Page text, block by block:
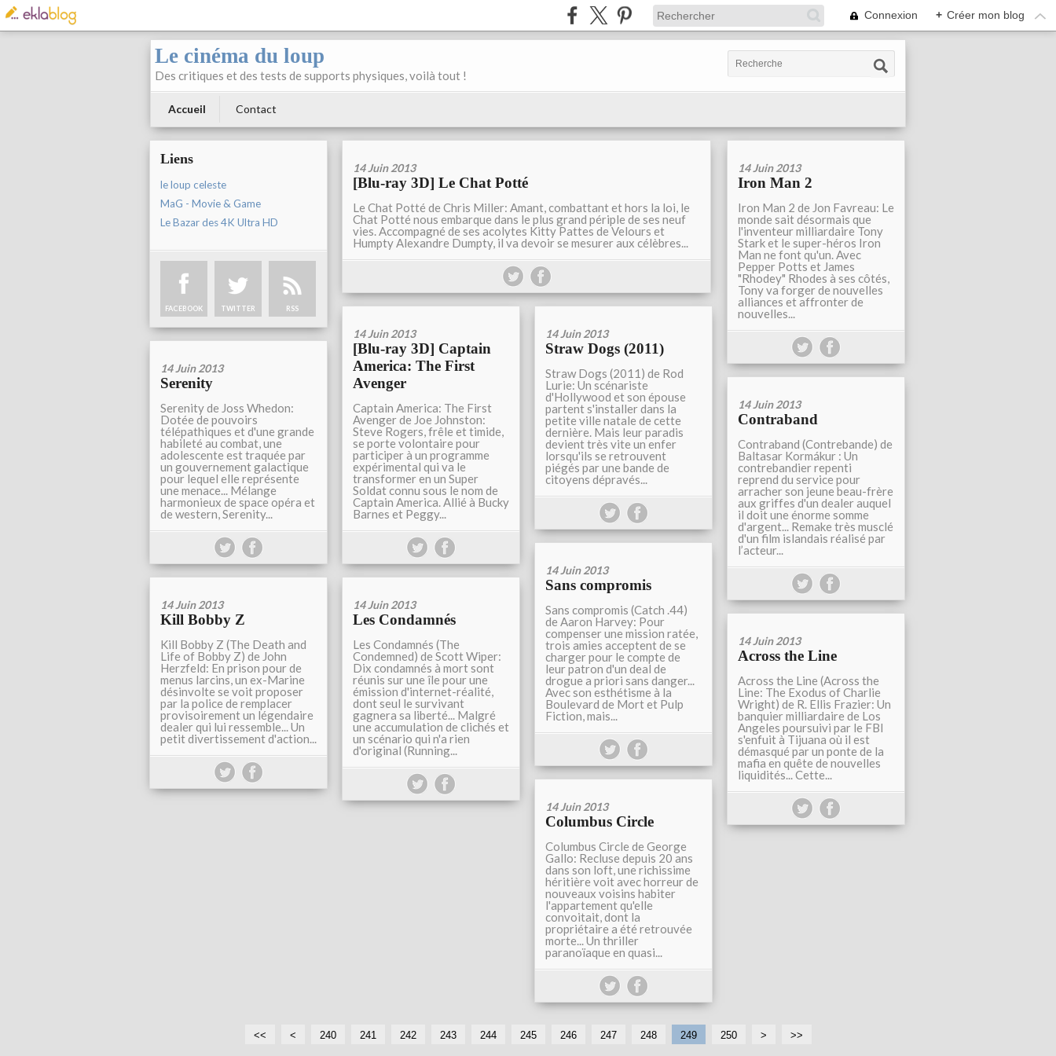
Connexion + Créer mon blog
Le cinéma du loup
Des critiques et des tests de supports physiques, voilà tout !
Accueil Contact
Liens
le loup celeste
MaG - Movie & Game
Le Bazar des 4K Ultra HD
FACEBOOK TWITTER RSS
14 Juin 2013
[Blu-ray 3D] Le Chat Potté
Le Chat Potté de Chris Miller: Amant, combattant et hors la loi, le
Chat Potté nous embarque dans le plus grand périple de ses neuf
vies. Accompagné de ses acolytes Kitty Pattes de Velours et
Humpty Alexandre Dumpty, il va devoir se mesurer aux célèbres...
14 Juin 2013
Iron Man 2
Iron Man 2 de Jon Favreau: Le
monde sait désormais que
l'inventeur milliardaire Tony
Stark et le super-héros Iron
Man ne font qu'un. Avec
Pepper Potts et James
"Rhodey" Rhodes à ses côtés,
Tony va forger de nouvelles
alliances et affronter de
nouvelles...
14 Juin 2013
[Blu-ray 3D] Captain
America: The First
Avenger
Captain America: The First
Avenger de Joe Johnston:
Steve Rogers, frêle et timide,
se porte volontaire pour
participer à un programme
expérimental qui va le
transformer en un Super
Soldat connu sous le nom de
Captain America. Allié à Bucky
Barnes et Peggy...
14 Juin 2013
Straw Dogs (2011)
Straw Dogs (2011) de Rod
Lurie: Un scénariste
d'Hollywood et son épouse
partent s'installer dans la
petite ville natale de cette
dernière. Mais leur paradis
devient très vite un enfer
lorsqu'ils se retrouvent
piégés par une bande de
citoyens dépravés...
14 Juin 2013
Serenity
Serenity de Joss Whedon:
Dotée de pouvoirs
télépathiques et d'une grande
habileté au combat, une
adolescente est traquée par
un gouvernement galactique
pour lequel elle représente
une menace... Mélange
harmonieux de space opéra et
de western, Serenity...
14 Juin 2013
Contraband
Contraband (Contrebande) de
Baltasar Kormákur : Un
contrebandier repenti
reprend du service pour
arracher son jeune beau-frère
aux griffes d'un dealer auquel
il doit une énorme somme
d'argent... Remake très musclé
d'un film islandais réalisé par
l’acteur...
14 Juin 2013
Sans compromis
Sans compromis (Catch .44)
de Aaron Harvey: Pour
compenser une mission ratée,
trois amies acceptent de se
charger pour le compte de
leur patron d'un deal de
drogue a priori sans danger...
Avec son esthétisme à la
Boulevard de Mort et Pulp
Fiction, mais...
14 Juin 2013
Kill Bobby Z
Kill Bobby Z (The Death and
Life of Bobby Z) de John
Herzfeld: En prison pour de
menus larcins, un ex-Marine
désinvolte se voit proposer
par la police de remplacer
provisoirement un légendaire
dealer qui lui ressemble... Un
petit divertissement d'action...
14 Juin 2013
Les Condamnés
Les Condamnés (The
Condemned) de Scott Wiper:
Dix condamnés à mort sont
réunis sur une île pour une
émission d'internet-réalité,
dont seul le survivant
gagnera sa liberté... Malgré
une accumulation de clichés et
un scénario qui n'a rien
d'original (Running...
14 Juin 2013
Across the Line
Across the Line (Across the
Line: The Exodus of Charlie
Wright) de R. Ellis Frazier: Un
banquier milliardaire de Los
Angeles poursuivi par le FBI
s'enfuit à Tijuana où il est
démasqué par un ponte de la
mafia en quête de nouvelles
liquidités... Cette...
14 Juin 2013
Columbus Circle
Columbus Circle de George
Gallo: Recluse depuis 20 ans
dans son loft, une richissime
héritière voit avec horreur de
nouveaux voisins habiter
l'appartement qu'elle
convoitait, dont la
propriétaire a été retrouvée
morte... Un thriller
paranoïaque en quasi...
<< <
2
2
2
2
240 241 242 243 244 245 246 247 248 249 250
2
2
> >>